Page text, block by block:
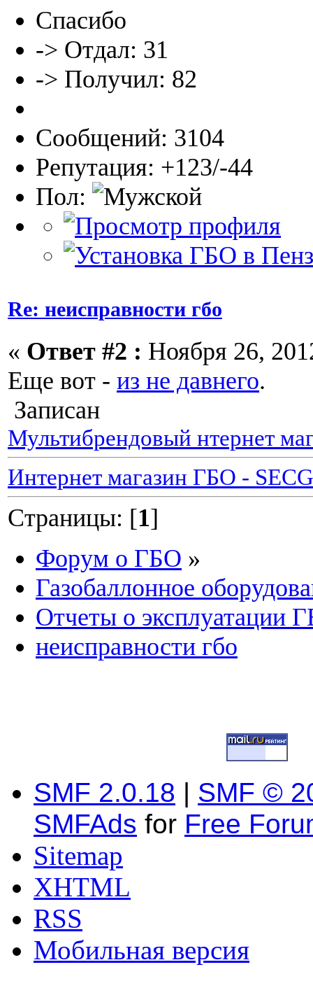
Спасибо
-> Отдал: 31
-> Получил: 82
Сообщений: 3104
Репутация: +123/-44
Пол:
Re: неисправности гбо
« Ответ #2 : Ноября 26,
Еще вот - из не давнего.
Записан
Мультибрендовый нтернет
Интернет магазин ГБО -
Страницы: [1]
Форум о ГБО »
Газобаллонное
Отчеты о эксплуатации
неисправности гбо
SMF 2.0.18 | SMF ©
SMFAds for Free
Sitemap
XHTML
RSS
Мобильная версия